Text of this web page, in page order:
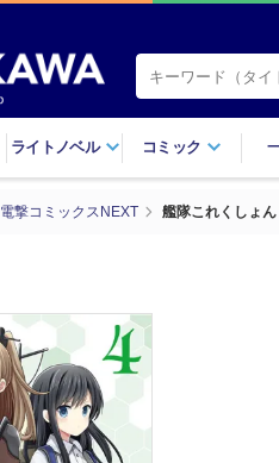
ライトノベル コミック
電撃コミックスNEXT 艦隊これくしょ